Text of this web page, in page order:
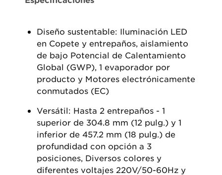
Diseño sustentable: Iluminación LED
en Copete y entrepaños, aislamiento
de bajo Potencial de Calentamiento
Global (GWP), 1 evaporador por
producto y Motores electrónicamente
conmutados (EC)
Versátil: Hasta 2 entrepaños - 1
superior de 304.8 mm (12 pulg.) y 1
inferior de 457.2 mm (18 pulg.) de
profundidad con opción a 3
posiciones, Diversos colores y
diferentes voltajes 220V/50-60Hz y